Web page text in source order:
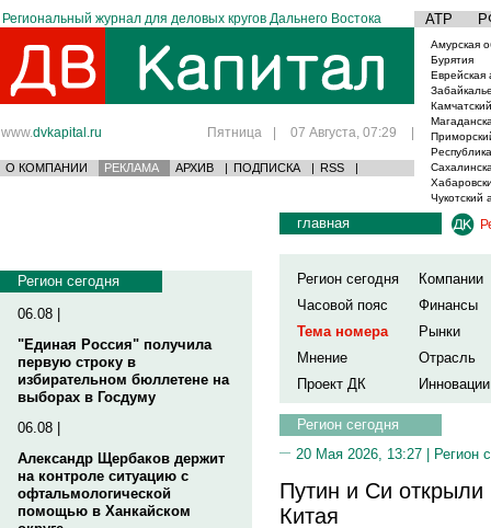
Региональный журнал для деловых кругов Дальнего Востока АТР
www.dvkapital.ru Пятница | 07 Августа, 07:29 |
О КОМПАНИИ РЕКЛАМА АРХИВ | ПОДПИСКА | RSS |
Амурская
Бурятия
Еврейская
Чукотский
Регион сегодня
06.08 |
"Единая Россия" получила
первую строку в
избирательном бюллетене на
выборах в Госдуму
06.08 |
Александр Щербаков держит
на контроле ситуацию с
офтальмологической
помощью в Ханкайском
главная
Регион сегодня
Компании
Часовой пояс
Финансы
Тема номера
Рынки
Мнение
Отрасль
Проект ДК
Инновации
Регион сегодня
20 Мая 2026, 13:27 | Регион
Путин и Си открыли
Китая